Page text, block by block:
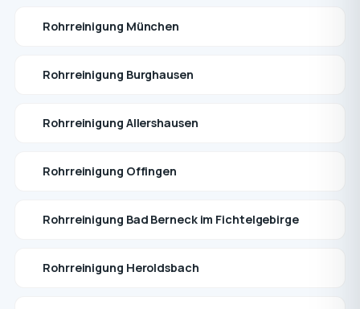
Rohrreinigung München
Rohrreinigung Burghausen
Rohrreinigung Allershausen
Rohrreinigung Offingen
Rohrreinigung Bad Berneck im Fichtelgebirge
Rohrreinigung Heroldsbach